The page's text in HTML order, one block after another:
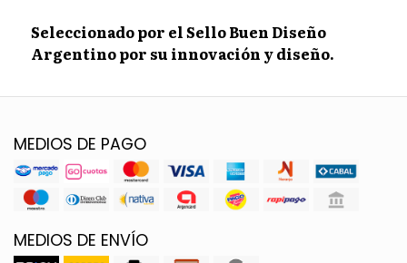
Seleccionado por el Sello Buen Diseño
Argentino por su innovación y diseño.
MEDIOS DE PAGO
MEDIOS DE ENVÍO